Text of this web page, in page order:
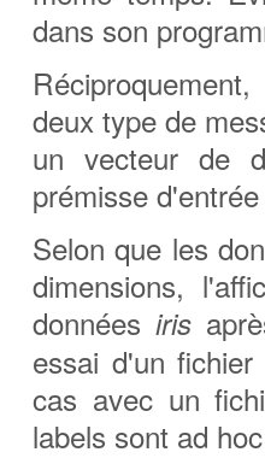
dans son
deux type de
un vecteur de
prémisse
Selon que les
dimensions,
données iris
essai d'un
cas avec un
labels sont ad